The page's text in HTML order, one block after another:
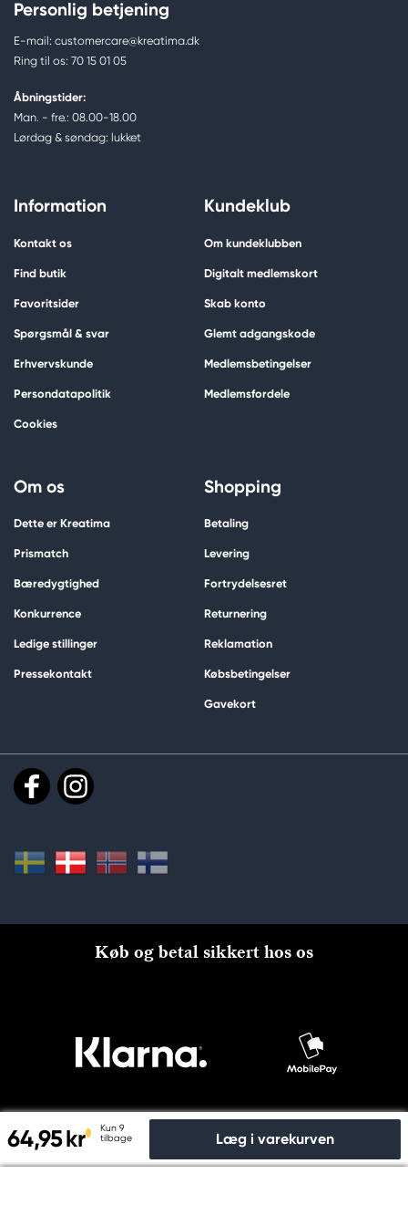
64,95 kr
Kun 9
tilbage
Læg i varekurven
Personlig betjening
E-mail: customercare@kreatima.dk
Ring til os: 70 15 01 05
Åbningstider:
Man. - fre.: 08.00-18.00
Lørdag & søndag: lukket
Information
Kontakt os
Find butik
Favoritsider
Spørgsmål & svar
Erhvervskunde
Persondatapolitik
Cookies
Kundeklub
Om kundeklubben
Digitalt medlemskort
Skab konto
Glemt adgangskode
Medlemsbetingelser
Medlemsfordele
Om os
Dette er Kreatima
Prismatch
Bæredygtighed
Konkurrence
Ledige stillinger
Pressekontakt
Shopping
Betaling
Levering
Fortrydelsesret
Returnering
Reklamation
Købsbetingelser
Gavekort
Køb og betal sikkert hos os